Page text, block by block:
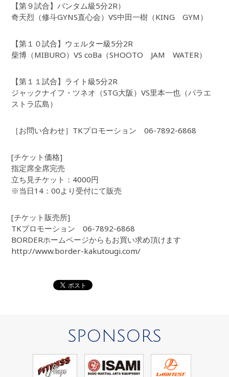
【第９試合】バンタム級5分2R）
奇天烈（修斗GYNS直心会）VS中田一樹（KING GYM）
【第１０試合】ウェルター級5分2R
柴博（MIBURO）VS coBa（SHOOTO JAM WATER）
【第１１試合】ライト級5分2R
ジャックナイフ・ツネオ（STG大阪）VS里本一也（パラエ
ストラ広島）
［お問い合わせ］TKプロモーション 06-7892-6868
[チケット価格]
指定席全席完売
立ち見チケット：4000円
※当日14：00より受付にて販売
[チケット販売所]
TKプロモーション 06-7892-6868
BORDERホームページからもお買い求め頂けます
http://www.border-kakutougi.com/
SPONSORS